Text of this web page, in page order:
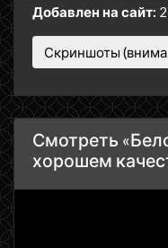
Добавлен на сайт:
Скриншоты
Смотреть
хорошем